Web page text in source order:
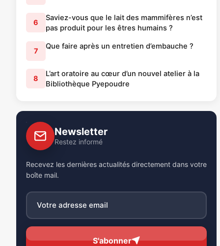
6
Saviez-vous que le lait des mammifères n’est
pas produit pour les êtres humains ?
7
Que faire après un entretien d’embauche ?
8
L’art oratoire au cœur d’un nouvel atelier à la
Bibliothèque Pyepoudre
Newsletter
Restez informé
Recevez les dernières actualités directement dans votre
boîte mail.
S'abonner